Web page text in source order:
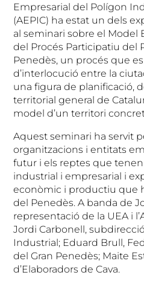
Empresarial del Polígon
(AEPIC) ha estat un dels
al seminari sobre el Model
del Procés Participatiu del
Penedès, un procés que
d’interlocució entre la
una figura de planificació,
territorial general de
model d’un territori
Aquest seminari ha servit
organitzacions i entitats
futur i els reptes que
industrial i empresarial i
econòmic i productiu que
del Penedès. A banda de
representació de la UEA i
Jordi Carbonell,
Industrial; Eduard Brull,
del Gran Penedès; Maite
d’Elaboradors de Cava.